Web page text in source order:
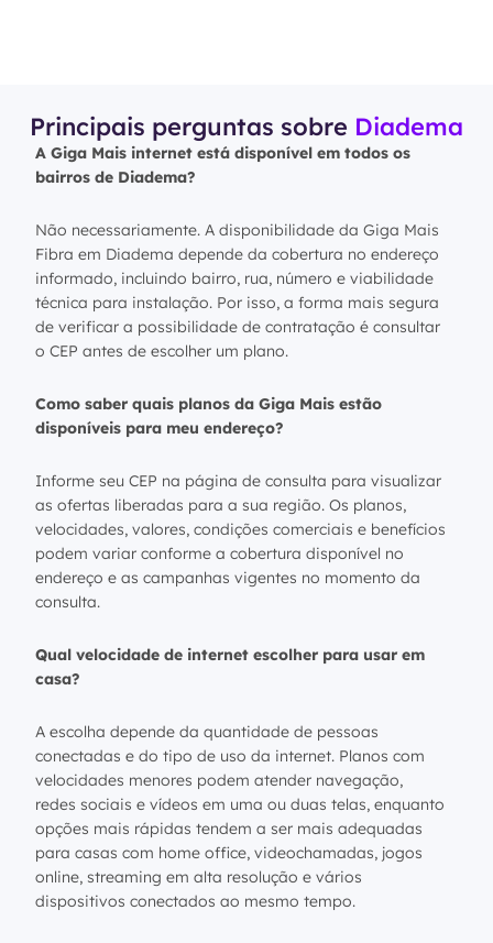
Principais perguntas sobre Diadema
A Giga Mais internet está disponível em todos os
bairros de Diadema?
Não necessariamente. A disponibilidade da Giga Mais
Fibra em Diadema depende da cobertura no endereço
informado, incluindo bairro, rua, número e viabilidade
técnica para instalação. Por isso, a forma mais segura
de verificar a possibilidade de contratação é consultar
o CEP antes de escolher um plano.
Como saber quais planos da Giga Mais estão
disponíveis para meu endereço?
Informe seu CEP na página de consulta para visualizar
as ofertas liberadas para a sua região. Os planos,
velocidades, valores, condições comerciais e benefícios
podem variar conforme a cobertura disponível no
endereço e as campanhas vigentes no momento da
consulta.
Qual velocidade de internet escolher para usar em
casa?
A escolha depende da quantidade de pessoas
conectadas e do tipo de uso da internet. Planos com
velocidades menores podem atender navegação,
redes sociais e vídeos em uma ou duas telas, enquanto
opções mais rápidas tendem a ser mais adequadas
para casas com home office, videochamadas, jogos
online, streaming em alta resolução e vários
dispositivos conectados ao mesmo tempo.